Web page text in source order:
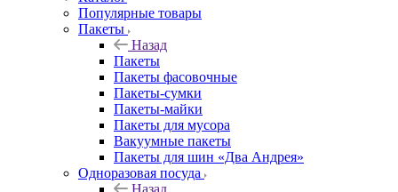
Популярные товары
Пакеты
Назад
Пакеты
Пакеты фасовочные
Пакеты-сумки
Пакеты-майки
Пакеты для мусора
Вакуумные пакеты
Пакеты для шин «Два Андрея»
Одноразовая посуда
Назад